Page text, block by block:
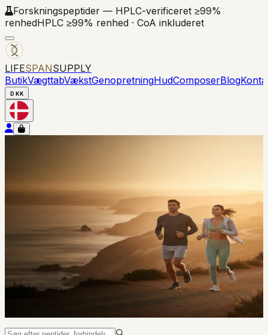
Forskningspeptider — HPLC-verificeret ≥99%
renhedHPLC ≥99% renhed · CoA inkluderet
LIFESPANSUPPLY
ButikVægttabVækstGenopretningHudComposerBlog
DKK
Alle produkter
Alle research peptides på tværs af alle hovedklasser —
GLP-1-agonister, growth-hormone secretagogues,
vævsreparation, copper peptides, longevity- og kognitive
forbindelser. Hver vial ≥99 % HPLC-verificeret med fuldt
Certificate of Analysis.
≥99 % HPLC-verificeret
COA med hver vial